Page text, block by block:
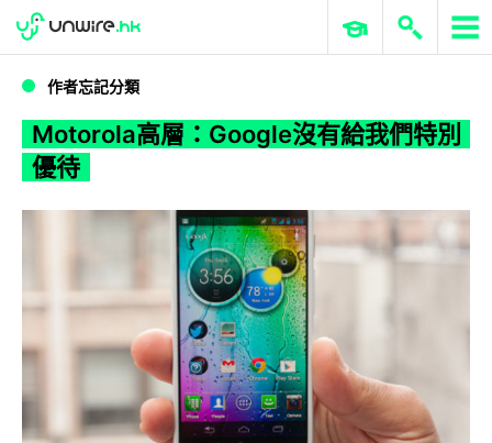
Motorola高層：Google沒有給我們特別優待
WWDC 2026 ERP 與商業 AI
作者忘記分類
Motorola高層：Google沒有給我們特別
優待